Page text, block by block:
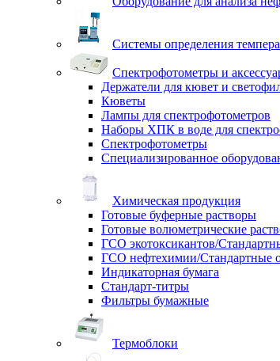
Системы определения
Спектрофотометры и
Держатели для кювет и
Кюветы
Лампы для спектрофотометров
Наборы ХПК в воде для
Спектрофотометры
Специализированное
Химическая продукция
Готовые буферные растворы
Готовые волюметрические
ГСО экотоксикантов/
ГСО нефтехимии/Стандартные
Индикаторная бумага
Стандарт-титры
Фильтры бумажные
Термоблоки